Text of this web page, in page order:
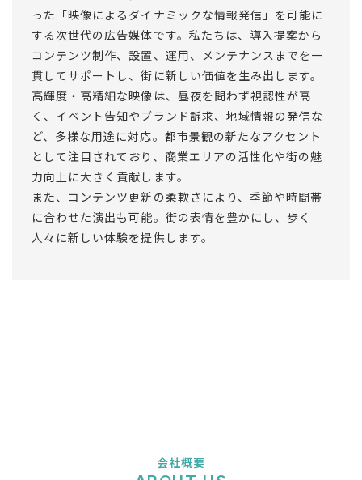
った「映像によるダイナミックな情報発信」を可能に
する次世代の広告媒体です。私たちは、導入提案から
コンテンツ制作、設置、運用、メンテナンスまでを一
貫してサポートし、街に新しい価値を生み出します。
高輝度・高精細な映像は、昼夜を問わず視認性が高
く、イベント告知やブランド訴求、地域情報の発信な
ど、多様な用途に対応。都市景観の新たなアクセント
として注目されており、商業エリアの活性化や街の魅
力向上に大きく貢献します。
また、コンテンツ更新の柔軟さにより、季節や時間帯
に合わせた演出も可能。街の表情を豊かにし、歩く
人々に新しい体験を提供します。
会社概要